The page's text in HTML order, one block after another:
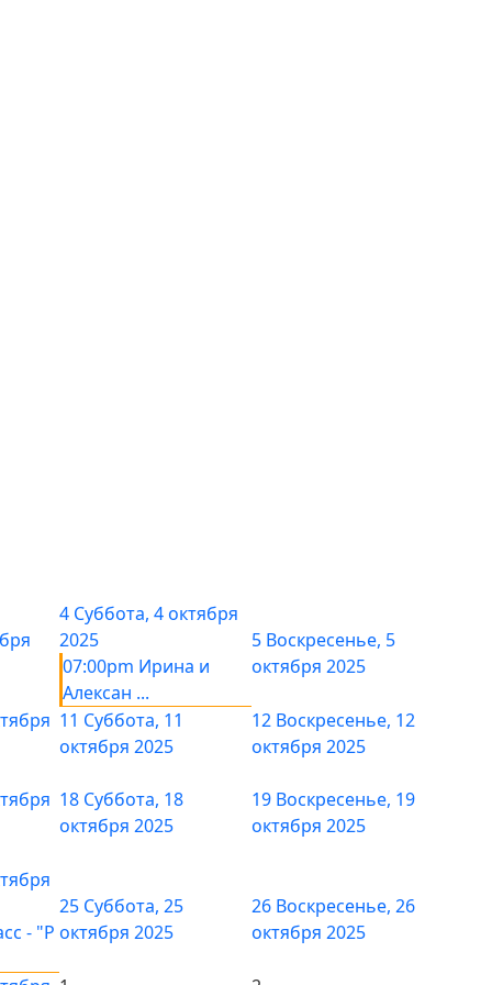
4 Суббота, 4 октября
2025
07:00pm Ирина и
Алексан ...
5 Воскресенье, 5
октября 2025
11 Суббота, 11
октября 2025
12 Воскресенье, 12
октября 2025
18 Суббота, 18
октября 2025
19 Воскресенье, 19
октября 2025
- "Р
25 Суббота, 25
октября 2025
26 Воскресенье, 26
октября 2025